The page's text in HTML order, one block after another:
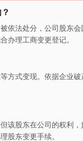
依法处分，公司股东会
办理工商变更登记。
方式变现。依据企业破
该股东在公司的权利，
股东变更手续。